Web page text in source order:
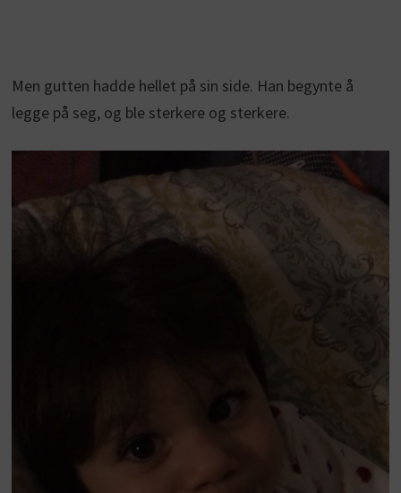
Men gutten hadde hellet på sin side. Han begynte å
legge på seg, og ble sterkere og sterkere.